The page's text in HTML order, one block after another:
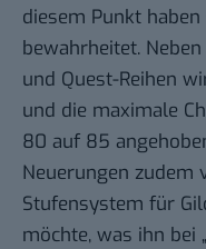
diesem Punkt
bewahrheitet.
und Quest-Reihen
und die maximale
80 auf 85
Neuerungen zudem
Stufensystem für
möchte, was ihn bei